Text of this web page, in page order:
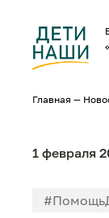
Главная —
1 февраля